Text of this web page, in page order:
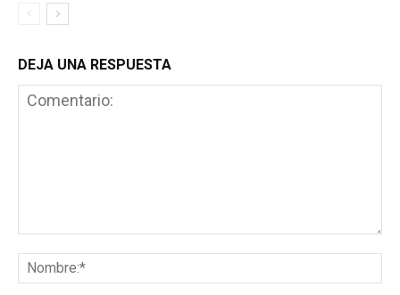
DEJA UNA RESPUESTA